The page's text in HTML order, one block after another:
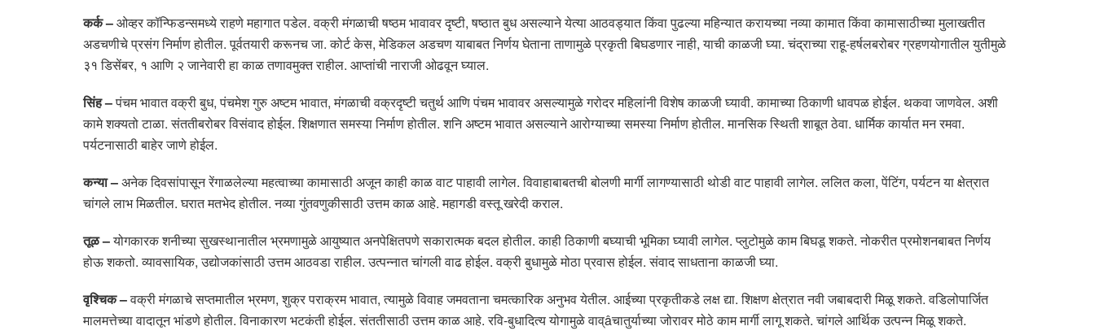
कर्क –ओव्हर कॉन्फिडन्समध्ये राहणे महागात पडेल. वक्री मंगळाची षष्ठम भावावर दृष्टी, षष्ठात बुध असल्याने येत्या आठवड्यात किंवा पुढल्या महिन्यात करायच्या नव्या कामात किंवा कामासाठीच्या मुलाखतीत
अडचणीचे प्रसंग निर्माण होतील. पूर्वतयारी करूनच जा. कोर्ट केस, मेडिकल अडचण याबाबत निर्णय घेताना ताणामुळे प्रकृती बिघडणार नाही, याची काळजी घ्या. चंद्राच्या राहू-हर्षलबरोबर ग्रहणयोगातील युतीमुळे
३१ डिसेंबर, १ आणि २ जानेवारी हा काळ तणावमुक्त राहील. आप्तांची नाराजी ओढवून घ्याल.
सिंह –पंचम भावात वक्री बुध, पंचमेश गुरु अष्टम भावात, मंगळाची वक्रदृष्टी चतुर्थ आणि पंचम भावावर असल्यामुळे गरोदर महिलांनी विशेष काळजी घ्यावी. कामाच्या ठिकाणी धावपळ होईल. थकवा जाणवेल. अशी
कामे शक्यतो टाळा. संततीबरोबर विसंवाद होईल. शिक्षणात समस्या निर्माण होतील. शनि अष्टम भावात असल्याने आरोग्याच्या समस्या निर्माण होतील. मानसिक स्थिती शाबूत ठेवा. धार्मिक कार्यात मन रमवा.
पर्यटनासाठी बाहेर जाणे होईल.
कन्या –अनेक दिवसांपासून रेंगाळलेल्या महत्वाच्या कामासाठी अजून काही काळ वाट पाहावी लागेल. विवाहाबाबतची बोलणी मार्गी लागण्यासाठी थोडी वाट पाहावी लागेल. ललित कला, पेंटिंग, पर्यटन या क्षेत्रात
चांगले लाभ मिळतील. घरात मतभेद होतील. नव्या गुंतवणुकीसाठी उत्तम काळ आहे. महागडी वस्तू खरेदी कराल.
तूळ –योगकारक शनीच्या सुखस्थानातील भ्रमणामुळे आयुष्यात अनपेक्षितपणे सकारात्मक बदल होतील. काही ठिकाणी बघ्याची भूमिका घ्यावी लागेल. प्लुटोमुळे काम बिघडू शकते. नोकरीत प्रमोशनबाबत निर्णय
होऊ शकतो. व्यावसायिक, उद्योजकांसाठी उत्तम आठवडा राहील. उत्पन्नात चांगली वाढ होईल. वक्री बुधामुळे मोठा प्रवास होईल. संवाद साधताना काळजी घ्या.
वृश्चिक –वक्री मंगळाचे सप्तमातील भ्रमण, शुक्र पराक्रम भावात, त्यामुळे विवाह जमवताना चमत्कारिक अनुभव येतील. आईच्या प्रकृतीकडे लक्ष द्या. शिक्षण क्षेत्रात नवी जबाबदारी मिळू शकते. वडिलोपार्जित
मालमत्तेच्या वादातून भांडणे होतील. विनाकारण भटकंती होईल. संततीसाठी उत्तम काळ आहे. रवि-बुधादित्य योगामुळे वाव्âचातुर्याच्या जोरावर मोठे काम मार्गी लागू शकते. चांगले आर्थिक उत्पन्न मिळू शकते.